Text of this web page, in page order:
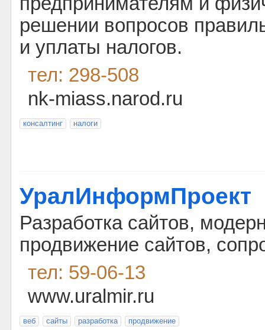
решении вопросов
и уплаты налогов.
тел: 298-508
nk-miass.narod.ru
консалтинг налоги
УралИнформПроект
Разработка сайтов,
продвижение сайтов,
тел: 59-06-13
www.uralmir.ru
веб сайты разработка продвижение